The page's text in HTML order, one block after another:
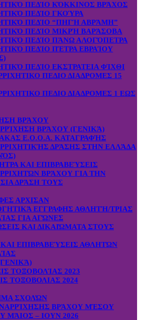
ΠΕΔΊΟ ΚΌΚΚΙΝΟΣ ΒΡΆΧΟΣ
ΠΕΔΊΟ ΓΚΟΎΡΑ
ΠΕΔΊΟ “ΠΗΓΉ ΑΒΡΆΜΗ”
ΠΕΔΊΟ ΜΙΚΡΉ ΒΑΡΆΣΟΒΑ
ΠΕΔΊΟ ΠΆΝΩ ΑΛΟΓΌΠΕΤΡΑ
ΠΕΔΊΟ ΠΈΤΡΑ ΕΒΡΑΊΟΥ
ΠΕΔΊΟ ΕΚΣΤΡΑΤΕΙΑ ΦΊΧΘΙ
ΠΕΔΙΟ ΔΙΑΔΡΟΜΕΣ 15
ΠΕΔΙΟ ΔΙΑΔΡΟΜΕΣ 1 ΕΩΣ
ΒΡΆΧΟΥ
ΒΡΆΧΟΥ (ΓΕΝΙΚΆ)
Ε.Ο.Ο.Α. ΚΑΤΑΓΡΑΦΉΣ
ΔΡΆΣΗΣ ΣΤΗΝ ΕΛΛΆΔΑ
ΚΑΙ ΕΠΙΒΡΑΒΕΎΣΕΙΣ
ΒΡΆΧΟΥ ΓΙΑ ΤΗΝ
ΔΡΆΣΗ ΤΟΥΣ
ΑΡΧΙΣΑΝ
ΕΓΓΡΑΦΗΣ ΑΘΛΗΤΉ/ΤΡΙΑΣ
ΓΙΑ ΑΓΏΝΕΣ
ΚΑΙ ΔΙΚΑΙΏΜΑΤΑ ΣΤΟΥΣ
ΕΠΙΒΡΑΒΕΎΣΕΙΣ ΑΘΛΗΤΏΝ
ΤΟΞΟΒΟΛΊΑΣ 2023
ΤΟΞΟΒΟΛΙΑΣ 2024
ΣΧΟΛΏΝ
ΒΡΆΧΟΥ ΜΈΣΟΥ
ΜΆΙΟΣ – ΙΟΥΝ 2026